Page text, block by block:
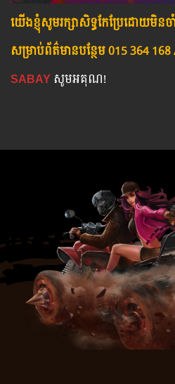
យើង​ខ្ញុំ​សូម​រក្សា​សិទ្ធ​កែ​ប្រែ​ដោយ​មិ
សម្រាប់​ព័ត៌មាន​បន្ថែម​ 015 364
SABAY សូមអគុណ!